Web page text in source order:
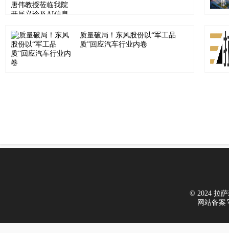
质量破局！东风股份以“军工品
质”回应汽车行业内卷
© 2024 拉萨
网站备案